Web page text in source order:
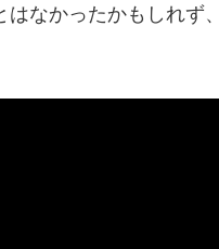
なかったかもしれず